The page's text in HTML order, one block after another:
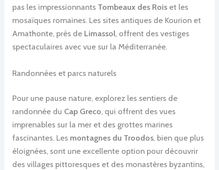
pas les impressionnants Tombeaux des Rois et les
mosaïques romaines. Les sites antiques de Kourion et
Amathonte, près de Limassol, offrent des vestiges
spectaculaires avec vue sur la Méditerranée.
Randonnées et parcs naturels
Pour une pause nature, explorez les sentiers de
randonnée du Cap Greco, qui offrent des vues
imprenables sur la mer et des grottes marines
fascinantes. Les montagnes du Troodos, bien que plus
éloignées, sont une excellente option pour découvrir
des villages pittoresques et des monastères byzantins,